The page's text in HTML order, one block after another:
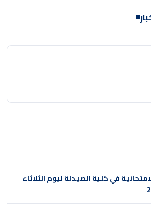
في كلية الصيدلة ليوم الثلاثاء